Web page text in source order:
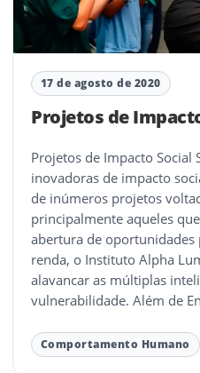
17 de agosto de 2020
Projetos de
Projetos de Impacto Social
inovadoras de impacto
de inúmeros projetos
principalmente aqueles
abertura de oportunidades
renda, o Instituto Alpha
alavancar as múltiplas
vulnerabilidade. Além de
Comportamento Humano